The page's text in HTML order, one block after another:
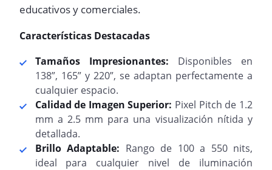
educativos y comerciales.
Características Destacadas
Tamaños Impresionantes: Disponibles en
138”, 165” y 220”, se adaptan perfectamente a
cualquier espacio.
Calidad de Imagen Superior: Pixel Pitch de 1.2
mm a 2.5 mm para una visualización nítida y
detallada.
Brillo Adaptable: Rango de 100 a 550 nits,
ideal para cualquier nivel de iluminación